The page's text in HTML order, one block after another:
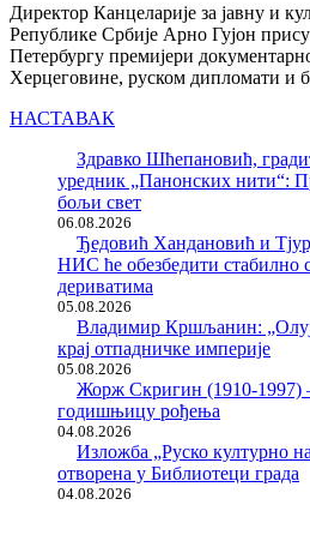
Директор Канцеларије за јавну и
Републике Србије Арно Гујон
Петербургу премијери
Херцеговине, руском дипломати и
НАСТАВАК
Здравко Шћепановић,
уредник „Панонских нити“:
бољи свет
06.08.2026
Ђедовић Хандановић и
НИС ће обезбедити стабилно
дериватима
05.08.2026
Владимир Кршљанин:
крај отпадничке империје
05.08.2026
Жорж Скригин (1910-1997)
годишњицу рођења
04.08.2026
Изложба „Руско културно
отворена у Библиотеци града
04.08.2026